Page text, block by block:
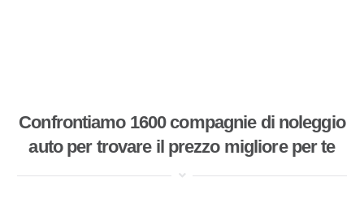
Confrontiamo 1600 compagnie di noleggio
auto per trovare il prezzo migliore per te